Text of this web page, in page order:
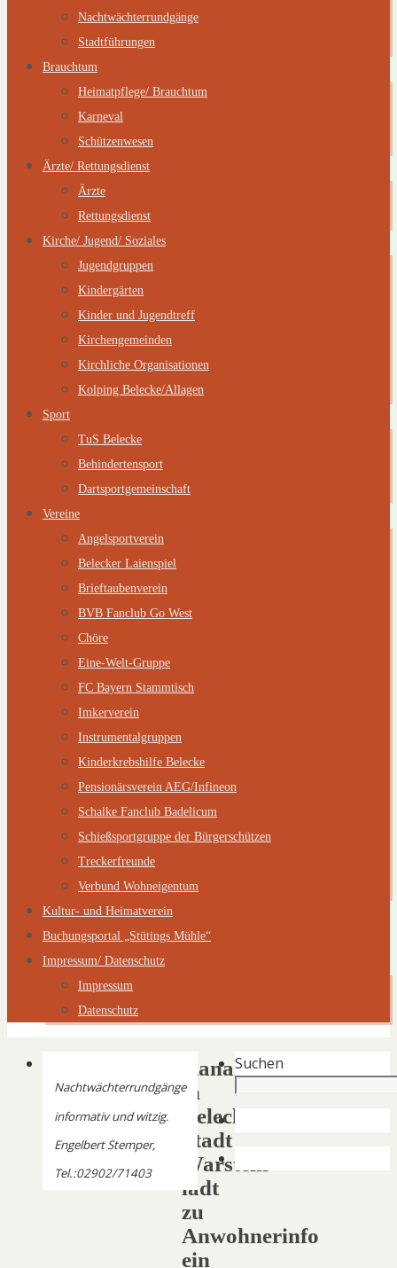
Nachtwächterrundgänge
Stadtführungen
Brauchtum
Heimatpflege/ Brauchtum
Karneval
Schützenwesen
Ärzte/ Rettungsdienst
Ärzte
Rettungsdienst
Kirche/ Jugend/ Soziales
Jugendgruppen
Kindergärten
Kinder und Jugendtreff
Kirchengemeinden
Kirchliche Organisationen
Kolping Belecke/Allagen
Sport
TuS Belecke
Behindertensport
Dartsportgemeinschaft
Vereine
Angelsportverein
Belecker Laienspiel
Brieftaubenverein
BVB Fanclub Go West
Chöre
Eine-Welt-Gruppe
FC Bayern Stammtisch
Imkerverein
Instrumentalgruppen
Kinderkrebshilfe Belecke
Pensionärsverein AEG/Infineon
Schalke Fanclub Badelicum
Schießsportgruppe der Bürgerschützen
Treckerfreunde
Verbund Wohneigentum
Kultur- und Heimatverein
Buchungsportal „Stütings Mühle“
Impressum/ Datenschutz
Impressum
Datenschutz
Kanalbau
in
Belecke:
Stadt
Warstein
lädt
zu
Anwohnerinfo
ein
Nachtwächterrundgänge
informativ und witzig.
Engelbert Stemper,
Tel.:02902/71403
Suchen